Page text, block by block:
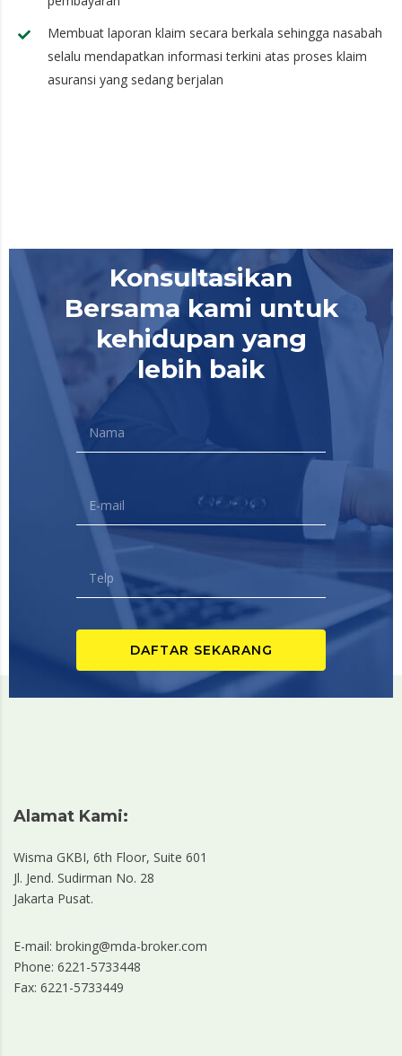
Membuat laporan klaim secara berkala sehingga nasabah
selalu mendapatkan informasi terkini atas proses klaim
asuransi yang sedang berjalan
Konsultasikan
Bersama kami untuk
kehidupan yang
lebih baik
DAFTAR SEKARANG
Alamat Kami:
Wisma GKBI, 6th Floor, Suite 601
Jl. Jend. Sudirman No. 28
Jakarta Pusat.
E-mail: broking@mda-broker.com
Phone: 6221-5733448
Fax: 6221-5733449